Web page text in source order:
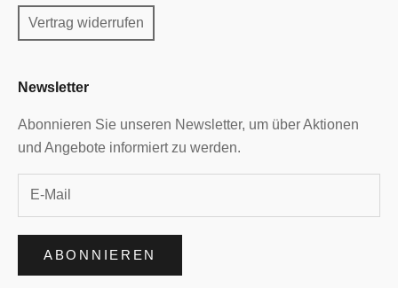
Vertrag widerrufen
Newsletter
Abonnieren Sie unseren Newsletter, um über Aktionen
und Angebote informiert zu werden.
ABONNIEREN